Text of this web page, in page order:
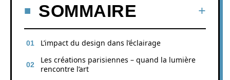
SOMMAIRE
L’impact du design dans l’éclairage
Les créations parisiennes – quand la lumière
rencontre l’art